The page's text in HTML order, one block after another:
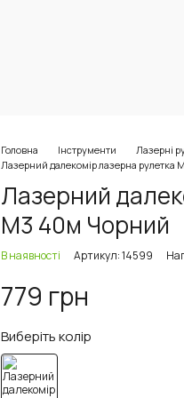
Головна Інструменти
Лазерні
Лазерний далекомір лазерна рулетка
Лазерний
M3 40м Чорний
В наявності Артикул: 14599
779 грн
Виберіть колір